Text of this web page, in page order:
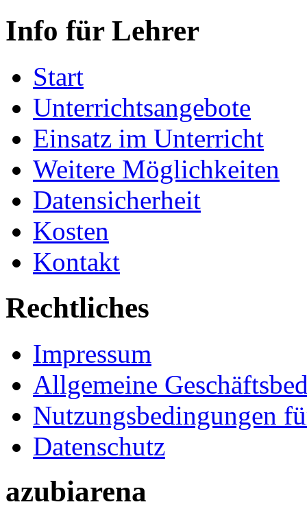
Info für Lehrer
Start
Unterrichtsangebote
Einsatz im Unterricht
Weitere Möglichkeiten
Datensicherheit
Kosten
Kontakt
Rechtliches
Impressum
Allgemeine
Nutzungsbedingungen
Datenschutz
azubiarena